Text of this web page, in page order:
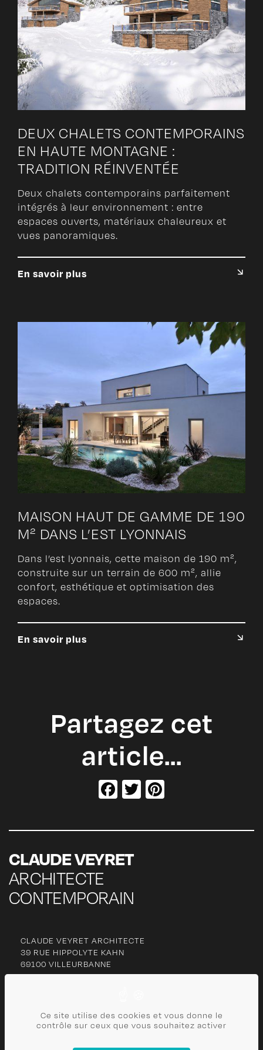
DEUX CHALETS CONTEMPORAINS
EN HAUTE MONTAGNE :
TRADITION RÉINVENTÉE
Deux chalets contemporains parfaitement
intégrés à leur environnement : entre
espaces ouverts, matériaux chaleureux et
vues panoramiques.
En savoir plus
MAISON HAUT DE GAMME DE 190
M² DANS L’EST LYONNAIS
Dans l’est lyonnais, cette maison de 190 m²,
construite sur un terrain de 600 m², allie
confort, esthétique et optimisation des
espaces.
En savoir plus
Partagez cet
article…
Facebook
Twitter
CLAUDE VEYRET
ARCHITECTE
CONTEMPORAIN
CLAUDE VEYRET ARCHITECTE
39 RUE HIPPOLYTE KAHN
69100 VILLEURBANNE
***********@***il.com
CONTACT
Ce site utilise des cookies et vous donne le
contrôle sur ceux que vous souhaitez activer